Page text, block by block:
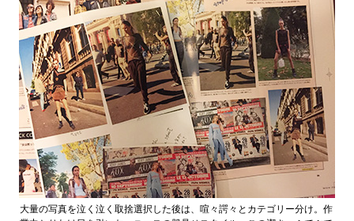
大量の写真を泣く泣く取捨選択した後は、喧々諤々とカテゴリー分け。作